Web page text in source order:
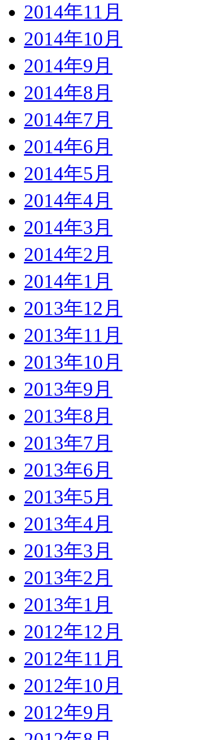
2014年11月
2014年10月
2014年9月
2014年8月
2014年7月
2014年6月
2014年5月
2014年4月
2014年3月
2014年2月
2014年1月
2013年12月
2013年11月
2013年10月
2013年9月
2013年8月
2013年7月
2013年6月
2013年5月
2013年4月
2013年3月
2013年2月
2013年1月
2012年12月
2012年11月
2012年10月
2012年9月